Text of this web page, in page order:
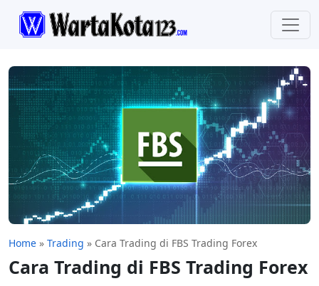
Home » Trading » Cara Trading di FBS Trading Forex
Cara Trading di FBS Trading Forex